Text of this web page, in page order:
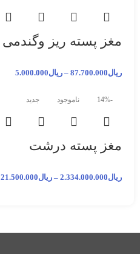
مغز پسته ریز وگندمی
ریال87.700.000
– ریال5.000.000
-14% ناموجود جدید
مغز پسته درشت
ریال2.334.000.000
– ریال21.500.000